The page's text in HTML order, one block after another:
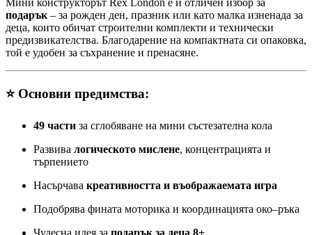
подарък – за рожден ден, празник или като малка изненада за
деца, които обичат строителни комплекти и технически
предизвикателства. Благодарение на компактната си опаковка,
той е удобен за съхранение и пренасяне.
⭐ Основни предимства:
49 части за сглобяване на мини състезателна кола
Развива логическото мислене, концентрацията и
търпението
Насърчава креативността и въображаемата игра
Подобрява фината моторика и координацията око–ръка